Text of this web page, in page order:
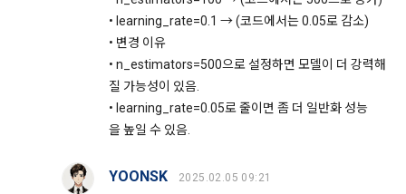
1. 각 대회에는 주최사 및 "회사”가 설정한 별도의 대회 규칙이
2. 대회 규칙, 평가 기준, 수상 대상, 수상 내용은 “회사”에 의해
사전 게시돼야 한다.
3. 주최사는 대회 운영을 위한 데이터를 “회사”에 제공하고, “회
사”는 이를 가공한 데이터 세트를 게시한다. 다만 “회사”는 “호스
을 알 수 없고, 이에 “회사”의 귀책사유가 없는 경우에는 어떠한
법적 책임도 부담하지 않는다.
의하실 수 있습니다.
-개인정보침해신고센터: http://privacy.kisa.or.kr/ 국번없이
-대검찰청 사이버수사과: http://www.spo.go.kr/ 국번없이
-경찰청 사이버안전국:  http://www.police.go.kr/ 국번없이 182
14. 개정 전 고지 의무
• learning_rate=0.1 → (코드에서는 0.05로 감소)
• 변경 이유
• n_estimators=500으로 설정하면 모델이 더 강력해
질 가능성이 있음.
• learning_rate=0.05로 줄이면 좀 더 일반화 성능
을 높일 수 있음.
YOONSK 2025.02.05 09:21